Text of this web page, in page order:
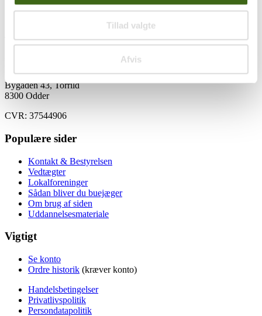
Tillad valgte
Afvis
Vintage Klistermærke 3
Træk og slip
Foreningen af Danske Buejægere (FADB)
Bygaden 43, Torrild
8300 Odder
CVR: 37544906
Populære sider
Kontakt & Bestyrelsen
Vedtægter
Lokalforeninger
Sådan bliver du buejæger
Om brug af siden
Uddannelsesmateriale
Vigtigt
Se konto
Ordre historik (kræver konto)
Handelsbetingelser
Privatlivspolitik
Persondatapolitik